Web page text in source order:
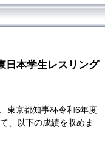
日本学生レスリング
東京都知事杯令和6年度
、以下の成績を収めま